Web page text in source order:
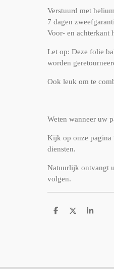
Verstuurd met
7 dagen
Voor- en achterkant
Let op: Deze folie
worden
Ook leuk om te
Weten wanneer uw
Kijk op onze pagina
diensten.
Natuurlijk ontvangt
volgen.
D
D
S